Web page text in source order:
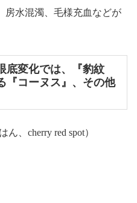
房水混濁、毛様充血などが
底変化では、『豹紋
『コーヌス』、その他
、cherry red spot）